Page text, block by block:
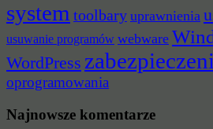
system toolbary uprawnienia
usuwanie programów webware
WordPress
oprogramowania
Najnowsze komentarze